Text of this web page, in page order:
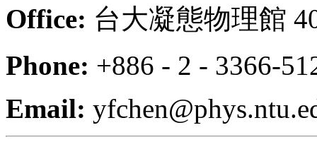
Office: 台大凝態物理館
Phone: +886 - 2 - 3366-
Email: